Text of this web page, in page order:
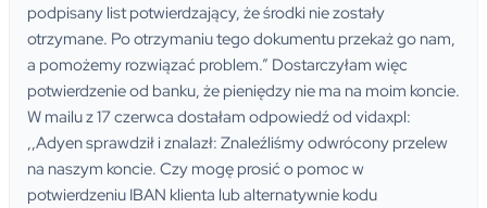
podpisany list potwierdzający, że środki nie zostały
otrzymane. Po otrzymaniu tego dokumentu przekaż go nam,
a pomożemy rozwiązać problem.” Dostarczyłam więc
potwierdzenie od banku, że pieniędzy nie ma na moim koncie.
W mailu z 17 czerwca dostałam odpowiedź od vidaxpl:
,,Adyen sprawdził i znalazł: Znaleźliśmy odwrócony przelew
na naszym koncie. Czy mogę prosić o pomoc w
potwierdzeniu IBAN klienta lub alternatywnie kodu